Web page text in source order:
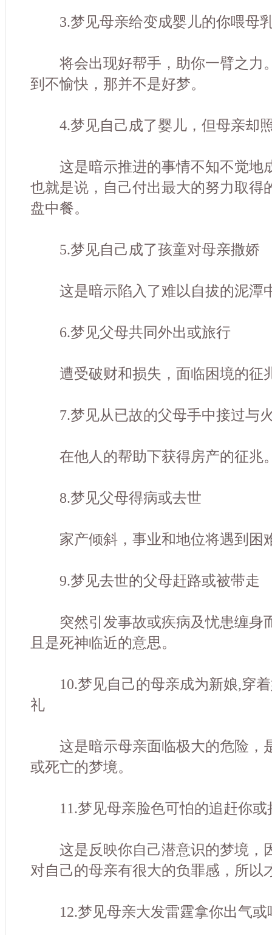
3.梦见母亲给变成婴儿的你喂母
将会出现好帮手，助你一臂之力
到不愉快，那并不是好梦。
4.梦见自己成了婴儿，但母亲却
这是暗示推进的事情不知不觉地
也就是说，自己付出最大的努力取得
盘中餐。
5.梦见自己成了孩童对母亲撒娇
这是暗示陷入了难以自拔的泥潭
6.梦见父母共同外出或旅行
遭受破财和损失，面临困境的征
7.梦见从已故的父母手中接过与
在他人的帮助下获得房产的征兆
8.梦见父母得病或去世
家产倾斜，事业和地位将遇到困
9.梦见去世的父母赶路或被带走
突然引发事故或疾病及忧患缠身
且是死神临近的意思。
10.梦见自己的母亲成为新娘,穿着
礼
这是暗示母亲面临极大的危险，
或死亡的梦境。
11.梦见母亲脸色可怕的追赶你或
这是反映你自己潜意识的梦境，
对自己的母亲有很大的负罪感，所以
12.梦见母亲大发雷霆拿你出气或